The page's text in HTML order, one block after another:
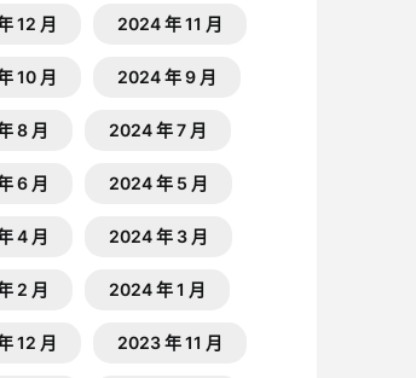
12 月 2024 年 11 月
10 月 2024 年 9 月
8 月 2024 年 7 月
6 月 2024 年 5 月
4 月 2024 年 3 月
2 月 2024 年 1 月
12 月 2023 年 11 月